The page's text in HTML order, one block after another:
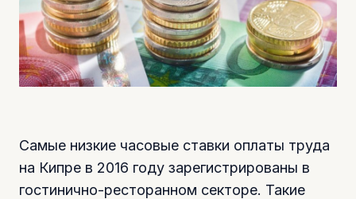
Самые низкие часовые ставки оплаты труда
на Кипре в 2016 году зарегистрированы в
гостинично-ресторанном секторе. Такие